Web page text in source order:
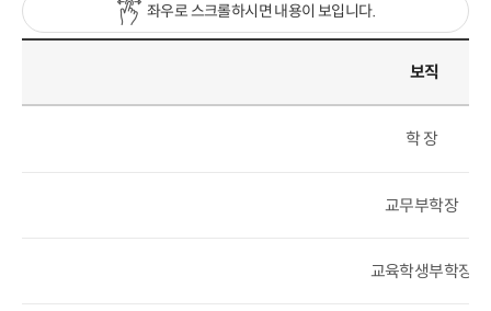
좌우로 스크롤하시면 내용이 보입니다.
보직
학 장
교무부학장
교육학생부학장